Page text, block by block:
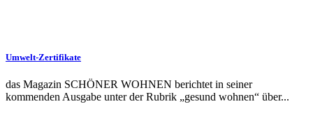
Umwelt-Zertifikate
das Magazin SCHÖNER WOHNEN berichtet in seiner
kommenden Ausgabe unter der Rubrik „gesund wohnen“ über...